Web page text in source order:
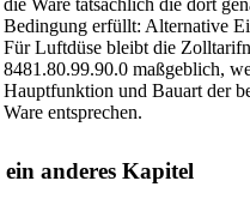
die Ware tatsächlich die dort
Bedingung erfüllt: Alternative
Für Luftdüse bleibt die
8481.80.99.90.0 maßgeblich,
Hauptfunktion und Bauart der
Ware entsprechen.
anderes Kapitel